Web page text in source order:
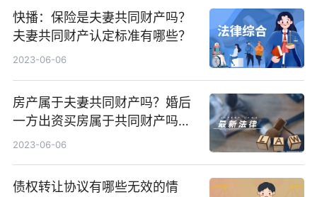
快播：保险是夫妻共同财产吗？
夫妻共同财产认定标准有哪些？
2023-06-06
房产属于夫妻共同财产吗？婚后
一方出资买房属于共同财产吗？-
天天速读
2023-06-06
债权转让协议有哪些无效的情